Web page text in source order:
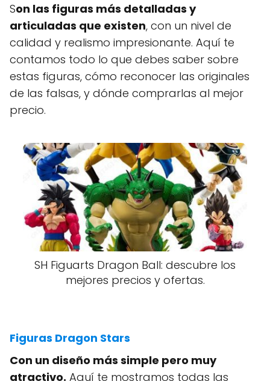
Son las figuras más detalladas y
articuladas que existen, con un nivel de
calidad y realismo impresionante. Aquí te
contamos todo lo que debes saber sobre
estas figuras, cómo reconocer las originales
de las falsas, y dónde comprarlas al mejor
precio.
SH Figuarts Dragon Ball: descubre los
mejores precios y ofertas.
Figuras Dragon Stars
Con un diseño más simple pero muy
atractivo. Aquí te mostramos todas las